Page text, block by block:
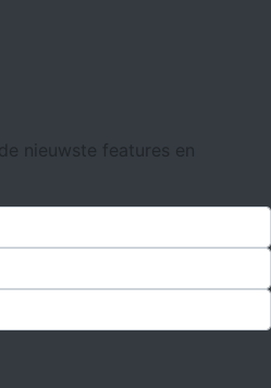
nieuwste features en